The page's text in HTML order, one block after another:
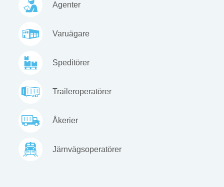
Agenter
Varuägare
Speditörer
Traileroperatörer
Åkerier
Järnvägsoperatörer